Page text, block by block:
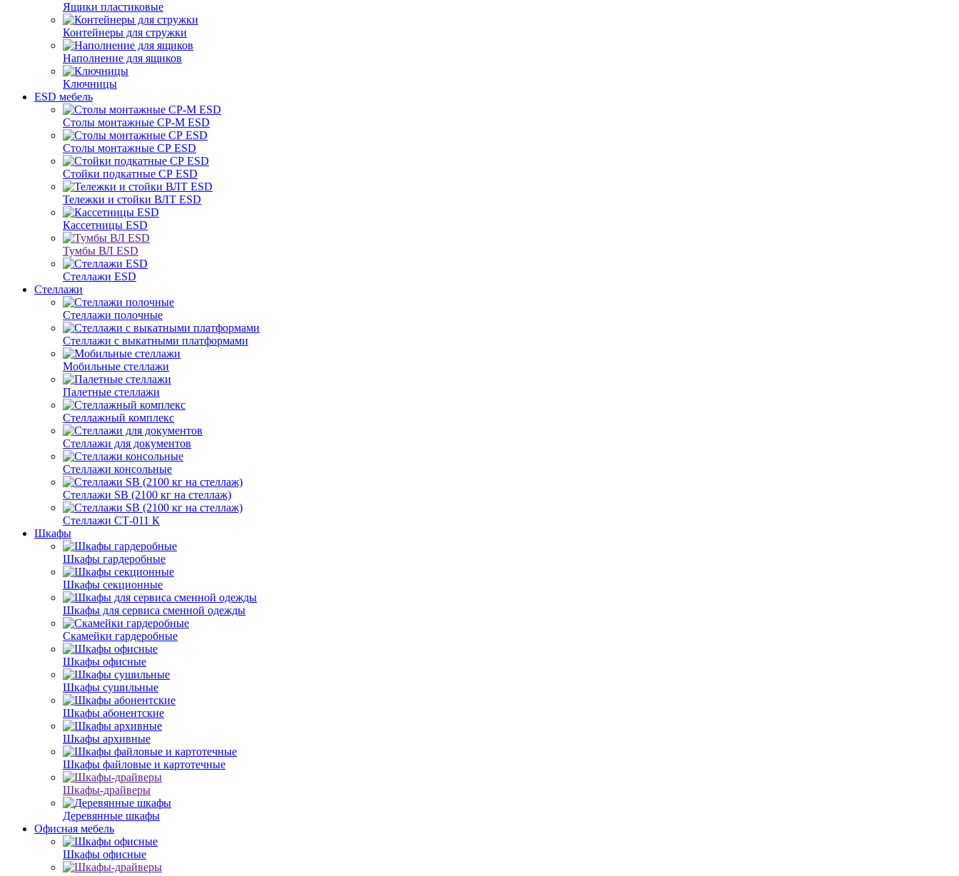
Ящики пластиковые
Контейнеры для стружки
Наполнение для ящиков
Ключницы
ESD мебель
Столы монтажные СР-М ESD
Столы монтажные СР ESD
Стойки подкатные СР ESD
Тележки и стойки ВЛТ ESD
Кассетницы ESD
Тумбы ВЛ ESD
Стеллажи ESD
Стеллажи
Стеллажи полочные
Стеллажи с выкатными платформами
Мобильные стеллажи
Палетные стеллажи
Стеллажный комплекс
Стеллажи для документов
Стеллажи консольные
Стеллажи SB (2100 кг на стеллаж)
Стеллажи СТ-011 К
Шкафы
Шкафы гардеробные
Шкафы секционные
Шкафы для сервиса сменной одежды
Скамейки гардеробные
Шкафы офисные
Шкафы сушильные
Шкафы абонентские
Шкафы архивные
Шкафы файловые и картотечные
Шкафы-драйверы
Деревянные шкафы
Офисная мебель
Шкафы офисные